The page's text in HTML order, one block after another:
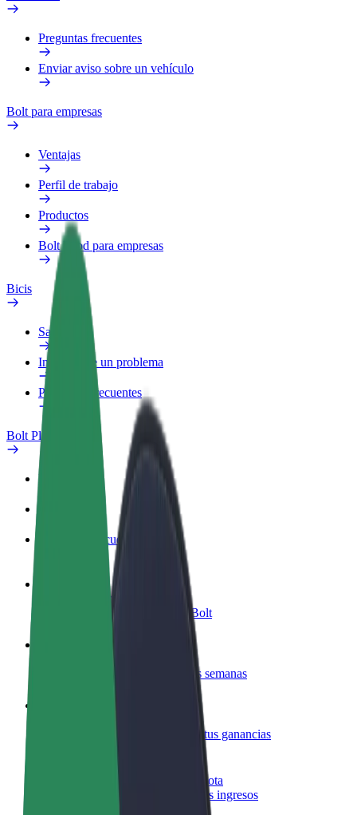
Preguntas frecuentes
Enviar aviso sobre un vehículo
Bolt para empresas
Ventajas
Perfil de trabajo
Productos
Bolt Food para empresas
Bicis
Safety Lab
Informar de un problema
Preguntas frecuentes
Bolt Plus
Beneficios
Preguntas frecuentes
Colaborar como conductor
Gana dinero colaborando con Bolt
Colaborar como repartidor
Repartí comida y cobrá todas las semanas
Llegá a más clientes y maximizá tus ganancias
Registrarse como propietario de flota
Añadí tu flota a Bolt y potenciá tus ingresos